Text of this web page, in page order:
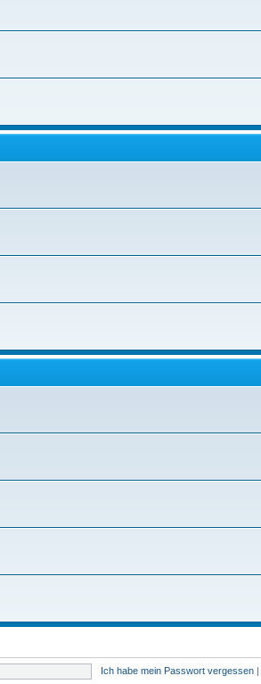
Ich habe mein Passwort vergessen |